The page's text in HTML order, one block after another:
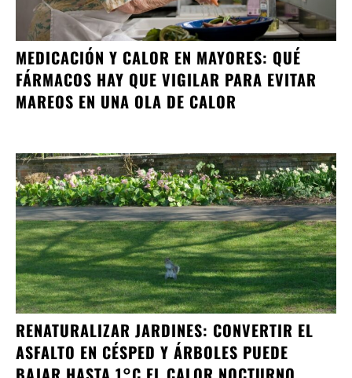
MEDICACIÓN Y CALOR EN MAYORES: QUÉ
FÁRMACOS HAY QUE VIGILAR PARA EVITAR
MAREOS EN UNA OLA DE CALOR
RENATURALIZAR JARDINES: CONVERTIR EL
ASFALTO EN CÉSPED Y ÁRBOLES PUEDE